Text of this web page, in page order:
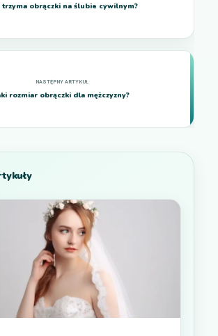
trzyma obrączki na ślubie cywilnym?
rozmiar obrączki dla mężczyzny?